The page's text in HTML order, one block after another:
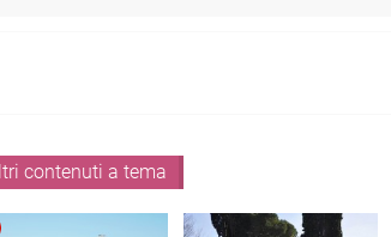
contenuti a tema